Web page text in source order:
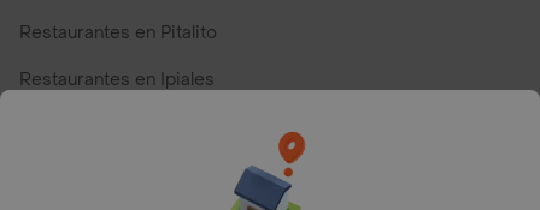
Restaurantes en Pitalito
Restaurantes en Ipiales
Restaurantes cerca de mi para pedir Comida a Domicilio -